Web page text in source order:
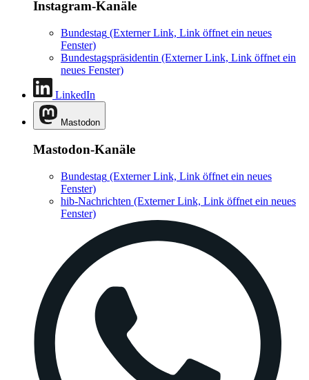
Instagram-Kanäle
Bundestag (Externer Link, Link öffnet ein neues
Fenster)
Bundestagspräsidentin (Externer Link, Link öffnet ein
neues Fenster)
LinkedIn
Mastodon
Mastodon-Kanäle
Bundestag (Externer Link, Link öffnet ein neues
Fenster)
hib-Nachrichten (Externer Link, Link öffnet ein neues
Fenster)